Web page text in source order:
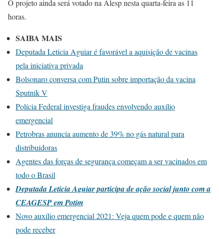
O projeto ainda será votado na Alesp nesta quarta-feira as 11
horas.
SAIBA MAIS
Deputada Leticia Aguiar é favorável a aquisição de vacinas
pela iniciativa privada
Bolsonaro conversa com Putin sobre importação da vacina
Sputnik V
Polícia Federal investiga fraudes envolvendo auxílio
emergencial
Petrobras anuncia aumento de 39% no gás natural para
distribuidoras
Agentes das forças de segurança começam a ser vacinados em
todo o Brasil
Deputada Leticia Aguiar participa de ação social junto com a
CEAGESP em Potim
Novo auxílio emergencial 2021: Veja quem pode e quem não
pode receber